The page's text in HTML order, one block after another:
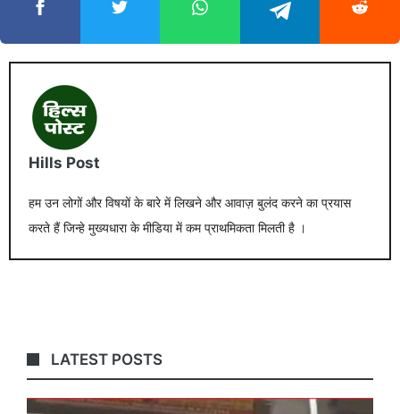
Hills Post
हम उन लोगों और विषयों के बारे में लिखने और आवाज़ बुलंद करने का प्रयास
करते हैं जिन्हे मुख्यधारा के मीडिया में कम प्राथमिकता मिलती है ।
LATEST POSTS